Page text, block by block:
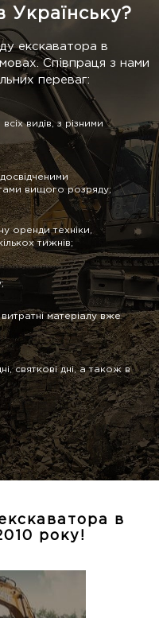
Українську?
екскаватора в
Співпраця з нами
переваг:
видів, з різними
вищого розряду;
оренди техніки,
тижнів;
матеріалу вже
святкові дні, а також в
в
року!